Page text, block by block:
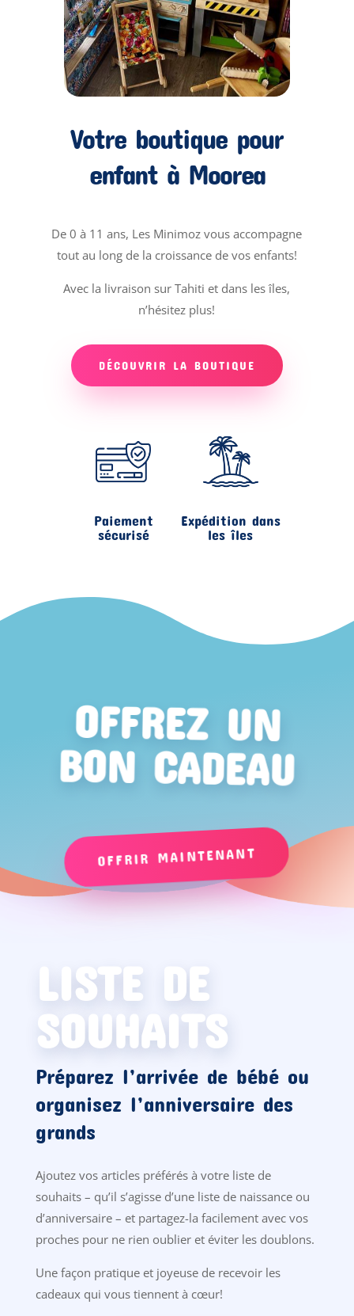
Votre boutique pour
enfant à Moorea
De 0 à 11 ans, Les Minimoz vous accompagne
tout au long de la croissance de vos enfants!
Avec la livraison sur Tahiti et dans les îles,
n’hésitez plus!
DÉCOUVRIR LA BOUTIQUE
Paiement
sécurisé
Expédition dans
les îles
OFFREZ UN
BON CADEAU
OFFRIR MAINTENANT
LISTE DE
SOUHAITS
Préparez l’arrivée de bébé ou
organisez l’anniversaire des
grands
Ajoutez vos articles préférés à votre liste de
souhaits – qu’il s’agisse d’une liste de naissance ou
d’anniversaire – et partagez-la facilement avec vos
proches pour ne rien oublier et éviter les doublons.
Une façon pratique et joyeuse de recevoir les
cadeaux qui vous tiennent à cœur!